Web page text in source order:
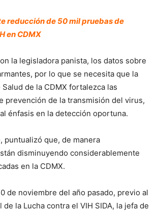
reducción de 50 mil pruebas de
en CDMX
la legisladora panista, los datos sobre
por lo que se necesita que la
de la CDMX fortalezca las
prevención de la transmisión del virus,
énfasis en la detección oportuna.
puntualizó que, de manera
disminuyendo considerablemente
en la CDMX.
de noviembre del año pasado, previo al
de la Lucha contra el VIH SIDA, la jefa de